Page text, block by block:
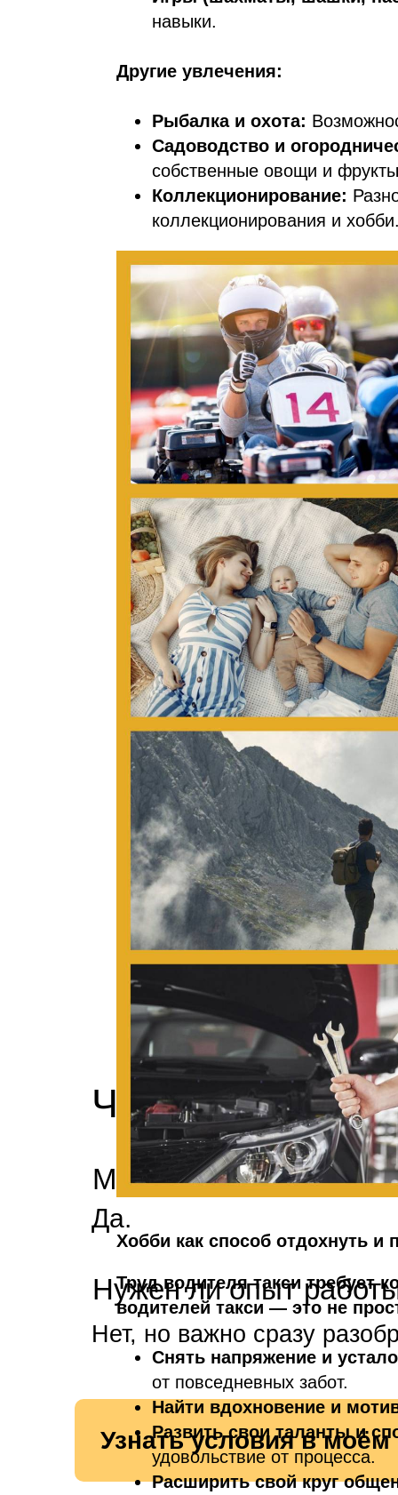
Частые вопросы
Нужен ли опыт
Нет, но важно сразу
Можно ли начать без
Да.
Узнать условия в моём
навыки.
Другие увлечения:
Рыбалка и охота:
Садоводство и
собственные овощи и
Коллекционирование:
коллекционирования и
Хобби как способ отдохнуть и
Труд водителя такси требует
водителей такси — это не
Снять напряжение и
от повседневных забот.
Найти вдохновение и
Развить свои таланты и
удовольствие от процесса.
Расширить свой круг